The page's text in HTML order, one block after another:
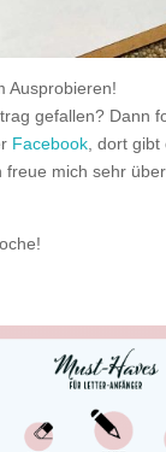
Ausprobieren!
gefallen? Dann
Facebook, dort gibt
freue mich sehr